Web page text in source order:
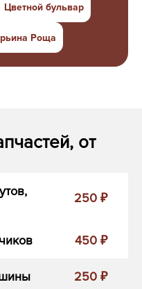
Цветной бульвар
Роща
от
250 ₽
450 ₽
250 ₽